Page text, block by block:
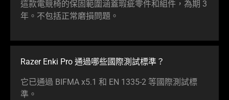
這款電競椅的保固範圍涵蓋瑕疵零件和組件，為期 3
年。不包括正常磨損問題。
Razer Enki Pro 通過哪些國際測試標準？
它已通過 BIFMA x5.1 和 EN 1335-2 等國際測試標
準。